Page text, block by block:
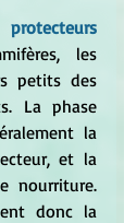
les
petits des
La phase
la
et la
nourriture.
donc la